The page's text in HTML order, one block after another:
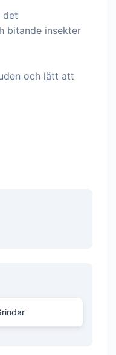
det
bitande insekter
och lätt att